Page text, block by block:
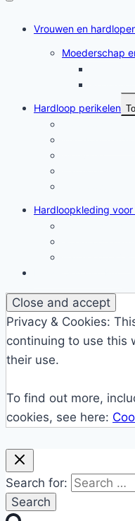
Vrouwen en
Moederschap
Hardloop perikelen
Hardloopkleding
Privacy & Cookies:
continuing to use this
their use.
To find out more,
cookies, see here:
Search for: